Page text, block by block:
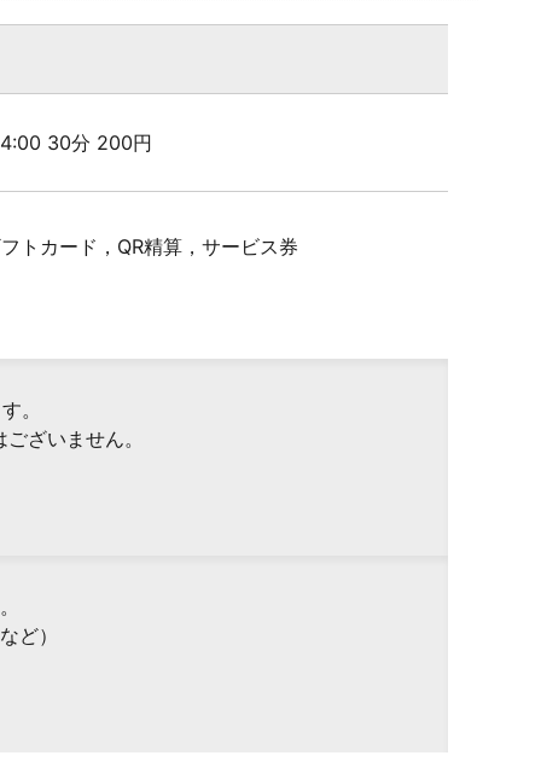
30分 200円
トカード，QR精算，サービス券
。
ざいません。
ど）